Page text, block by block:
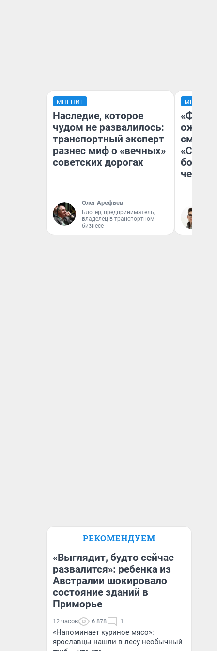
МНЕНИЕ
Наследие, которое
чудом не развалилось:
транспортный эксперт
разнес миф о «вечных»
советских дорогах
Олег Арефьев
Блогер, предприниматель,
владелец в транспортном
бизнесе
МНЕНИЕ
РЕКОМЕНДУЕМ
«Выглядит, будто сейчас
развалится»: ребенка из
Австралии шокировало
состояние зданий в
Приморье
12 часов 6 878 1
«Напоминает куриное мясо»:
ярославцы нашли в лесу необычный